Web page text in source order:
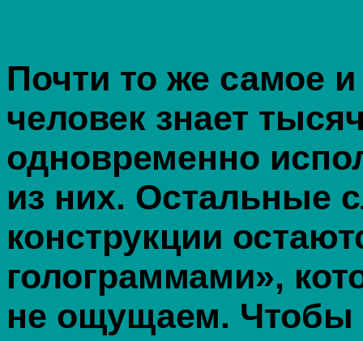
Почти то же самое
человек знает
одновременно
из них. Остальные
конструкции
голограммами»,
не ощущаем. Чтобы